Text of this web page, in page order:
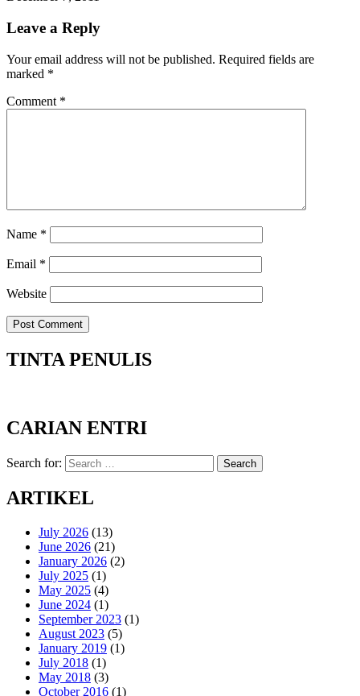
Leave a Reply
Your email address will not be published. Required fields are
marked *
Comment *
Name *
Email *
Website
TINTA PENULIS
CARIAN ENTRI
Search for: Search
ARTIKEL
July 2026 (13)
June 2026 (21)
January 2026 (2)
July 2025 (1)
May 2025 (4)
June 2024 (1)
September 2023 (1)
August 2023 (5)
January 2019 (1)
July 2018 (1)
May 2018 (3)
October 2016 (1)